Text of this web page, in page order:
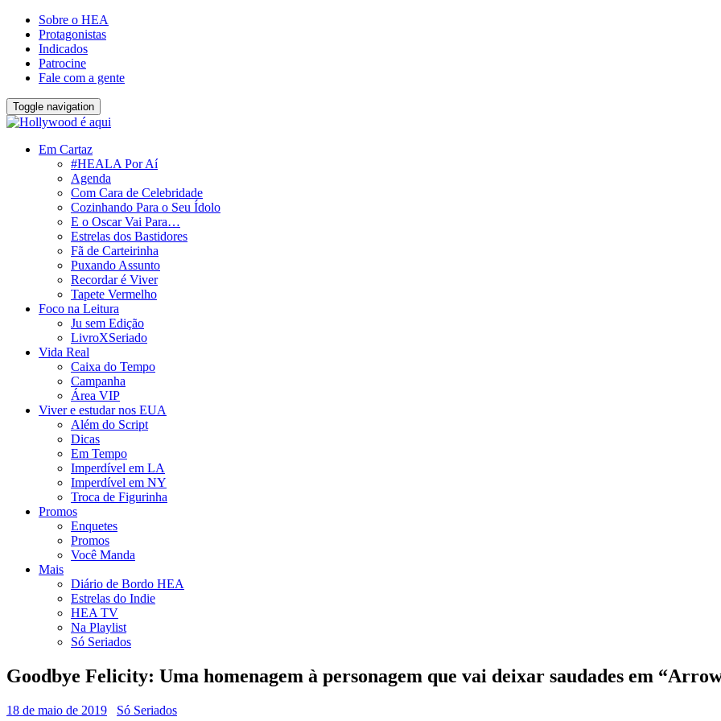
Sobre o HEA
Protagonistas
Indicados
Patrocine
Fale com a gente
Toggle navigation
Em Cartaz
#HEALA Por Aí
Agenda
Com Cara de Celebridade
Cozinhando Para o Seu Ídolo
E o Oscar Vai Para…
Estrelas dos Bastidores
Fã de Carteirinha
Puxando Assunto
Recordar é Viver
Tapete Vermelho
Foco na Leitura
Ju sem Edição
LivroXSeriado
Vida Real
Caixa do Tempo
Campanha
Área VIP
Viver e estudar nos EUA
Além do Script
Dicas
Em Tempo
Imperdível em LA
Imperdível em NY
Troca de Figurinha
Promos
Enquetes
Promos
Você Manda
Mais
Diário de Bordo HEA
Estrelas do Indie
HEA TV
Na Playlist
Só Seriados
Goodbye Felicity: Uma homenagem à personagem que vai deixar saudades em
18 de maio de 2019 Só Seriados